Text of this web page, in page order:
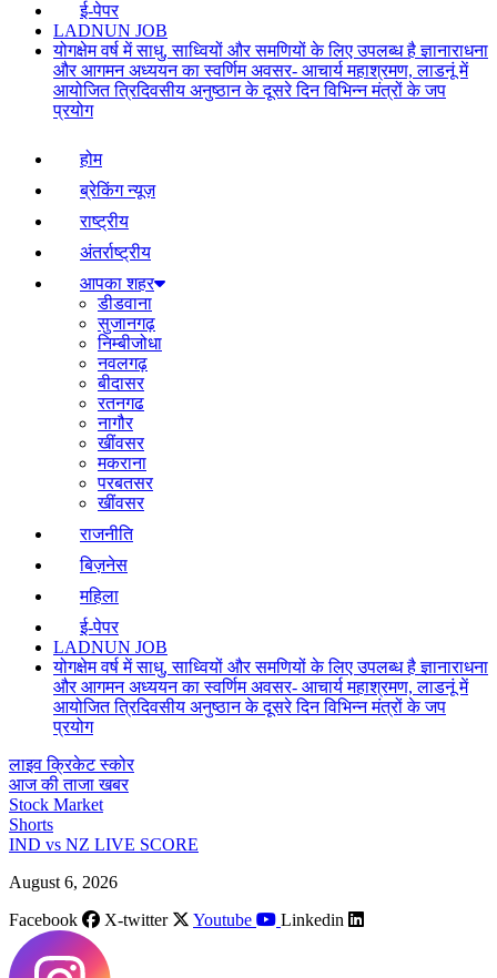
ई-पेपर
LADNUN JOB
योगक्षेम वर्ष में साधु, साध्वियों और समणियों के लिए उपलब्ध है ज्ञानाराधना
और आगमन अध्ययन का स्वर्णिम अवसर- आचार्य महाश्रमण, लाडनूं में
आयोजित त्रिदिवसीय अनुष्ठान के दूसरे दिन विभिन्न मंत्रों के जप
प्रयोग
होम
ब्रेकिंग न्यूज़
राष्ट्रीय
अंतर्राष्ट्रीय
आपका शहर
डीडवाना
सुजानगढ़
निम्बीजोधा
नवलगढ़
बीदासर
रतनगढ
नागौर
खींवसर
मकराना
परबतसर
खींवसर
राजनीति
बिज़नेस
महिला
ई-पेपर
LADNUN JOB
योगक्षेम वर्ष में साधु, साध्वियों और समणियों के लिए उपलब्ध है ज्ञानाराधना
और आगमन अध्ययन का स्वर्णिम अवसर- आचार्य महाश्रमण, लाडनूं में
आयोजित त्रिदिवसीय अनुष्ठान के दूसरे दिन विभिन्न मंत्रों के जप
प्रयोग
लाइव क्रिकेट स्कोर
आज की ताजा खबर
Stock Market
Shorts
IND vs NZ LIVE SCORE
August 6, 2026
Facebook
X-twitter Youtube Linkedin